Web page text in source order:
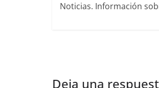
Noticias. Información
Deja una